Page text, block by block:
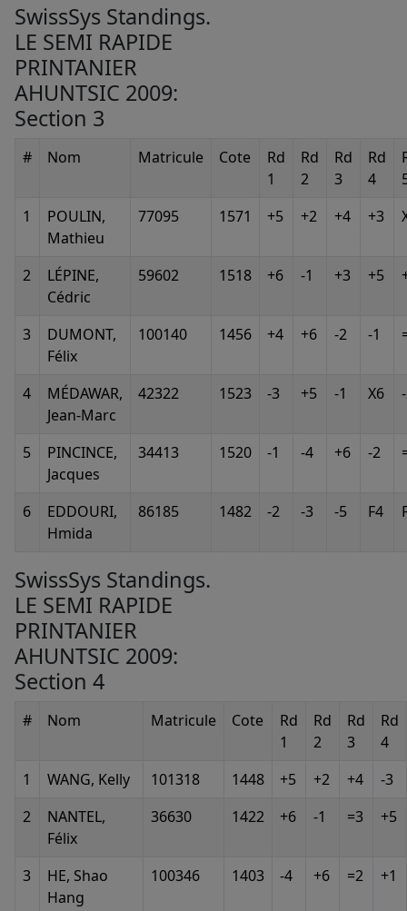
SwissSys Standings.
LE SEMI RAPIDE
PRINTANIER
AHUNTSIC 2009:
Section 3
# Nom Matricule Cote
Rd
1
Rd
2
Rd
3
Rd
4
1
POULIN,
Mathieu
77095 1571 +5 +2 +4 +3
2
LÉPINE,
Cédric
59602 1518 +6 -1 +3 +5
3
DUMONT,
Félix
100140 1456 +4 +6 -2 -1
4
MÉDAWAR,
Jean-Marc
42322 1523 -3 +5 -1 X6
5
PINCINCE,
Jacques
34413 1520 -1 -4 +6 -2
6
EDDOURI,
Hmida
86185 1482 -2 -3 -5 F4
SwissSys Standings.
LE SEMI RAPIDE
PRINTANIER
AHUNTSIC 2009:
Section 4
# Nom Matricule Cote
Rd
1
Rd
2
Rd
3
Rd
4
1
WANG, Kelly 101318 1448 +5 +2 +4
-3
2
NANTEL,
Félix
36630 1422 +6 -1 =3 +5
3
HE, Shao
Hang
100346 1403 -4 +6 =2 +1